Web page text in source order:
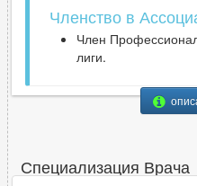
Членство в
Член
лиги.
Специализация Врача